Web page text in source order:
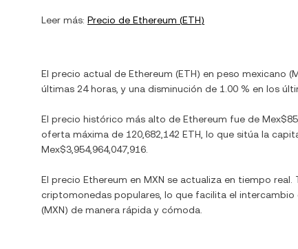
Leer más: Precio de Ethereum (ETH)
El precio actual de Ethereum (ETH) en peso mexicano (
últimas 24 horas, y una disminución de 1.00 % en los
El precio histórico más alto de Ethereum fue de
oferta máxima de 120,682,142 ETH , lo que sitúa la
Mex$3,954,964,047,916
El precio Ethereum en MXN se actualiza en tiempo real.
criptomonedas populares, lo que facilita el intercambio
(MXN) de manera rápida y cómoda.